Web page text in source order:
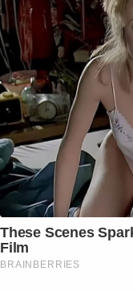
These Scenes
Film
BRAINBERRIES